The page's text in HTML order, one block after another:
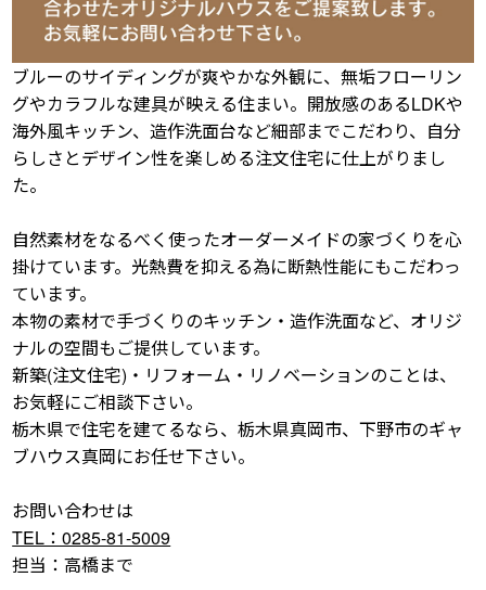
ブルーのサイディングが爽やかな外観に、無垢フローリン
グやカラフルな建具が映える住まい。開放感のあるLDKや
海外風キッチン、造作洗面台など細部までこだわり、自分
らしさとデザイン性を楽しめる注文住宅に仕上がりまし
た。
自然素材をなるべく使ったオーダーメイドの家づくりを心
掛けています。光熱費を抑える為に断熱性能にもこだわっ
ています。
本物の素材で手づくりのキッチン・造作洗面など、オリジ
ナルの空間もご提供しています。
新築(注文住宅)・リフォーム・リノベーションのことは、
お気軽にご相談下さい。
栃木県で住宅を建てるなら、栃木県真岡市、下野市のギャ
ブハウス真岡にお任せ下さい。
お問い合わせは
TEL：0285-81-5009
担当：高橋まで